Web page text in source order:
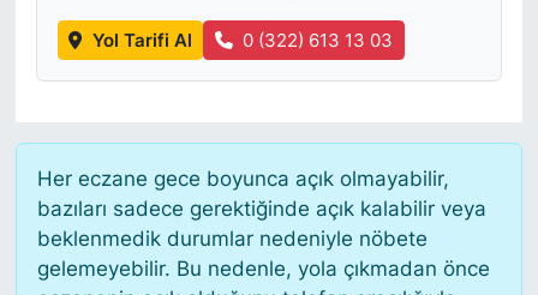
Yol Tarifi Al 0 (322) 613 13 03
Her eczane gece boyunca açık olmayabilir,
bazıları sadece gerektiğinde açık kalabilir veya
beklenmedik durumlar nedeniyle nöbete
gelemeyebilir. Bu nedenle, yola çıkmadan önce
RÖPORTAJ
SAĞLIK
SARIYER HABERLERİ
SARIYER İMAR BARIŞI
SEKTÖR